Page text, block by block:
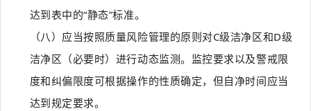
达到表中的“静态”标准。
（八）应当按照质量风险管理的原则对C级洁净区和D级
洁净区（必要时）进行动态监测。监控要求以及警戒限
度和纠偏限度可根据操作的性质确定，但自净时间应当
达到规定要求。